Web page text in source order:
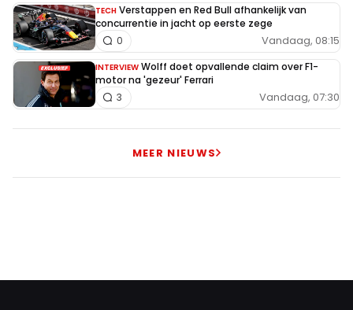
TECH Verstappen en Red Bull afhankelijk van
concurrentie in jacht op eerste zege
Vandaag, 08:15
0
INTERVIEW Wolff doet opvallende claim over F1-
motor na 'gezeur' Ferrari
Vandaag, 07:30
3
MEER NIEUWS